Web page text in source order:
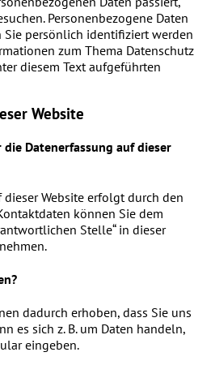
Personenbezogene Daten
persönlich identifiziert werden
zum Thema Datenschutz
diesem Text aufgeführten
Website
Datenerfassung auf dieser
Website erfolgt durch den
können Sie dem
Stelle“ in dieser
dadurch erhoben, dass Sie uns
es sich z. B. um Daten handeln,
eingeben.